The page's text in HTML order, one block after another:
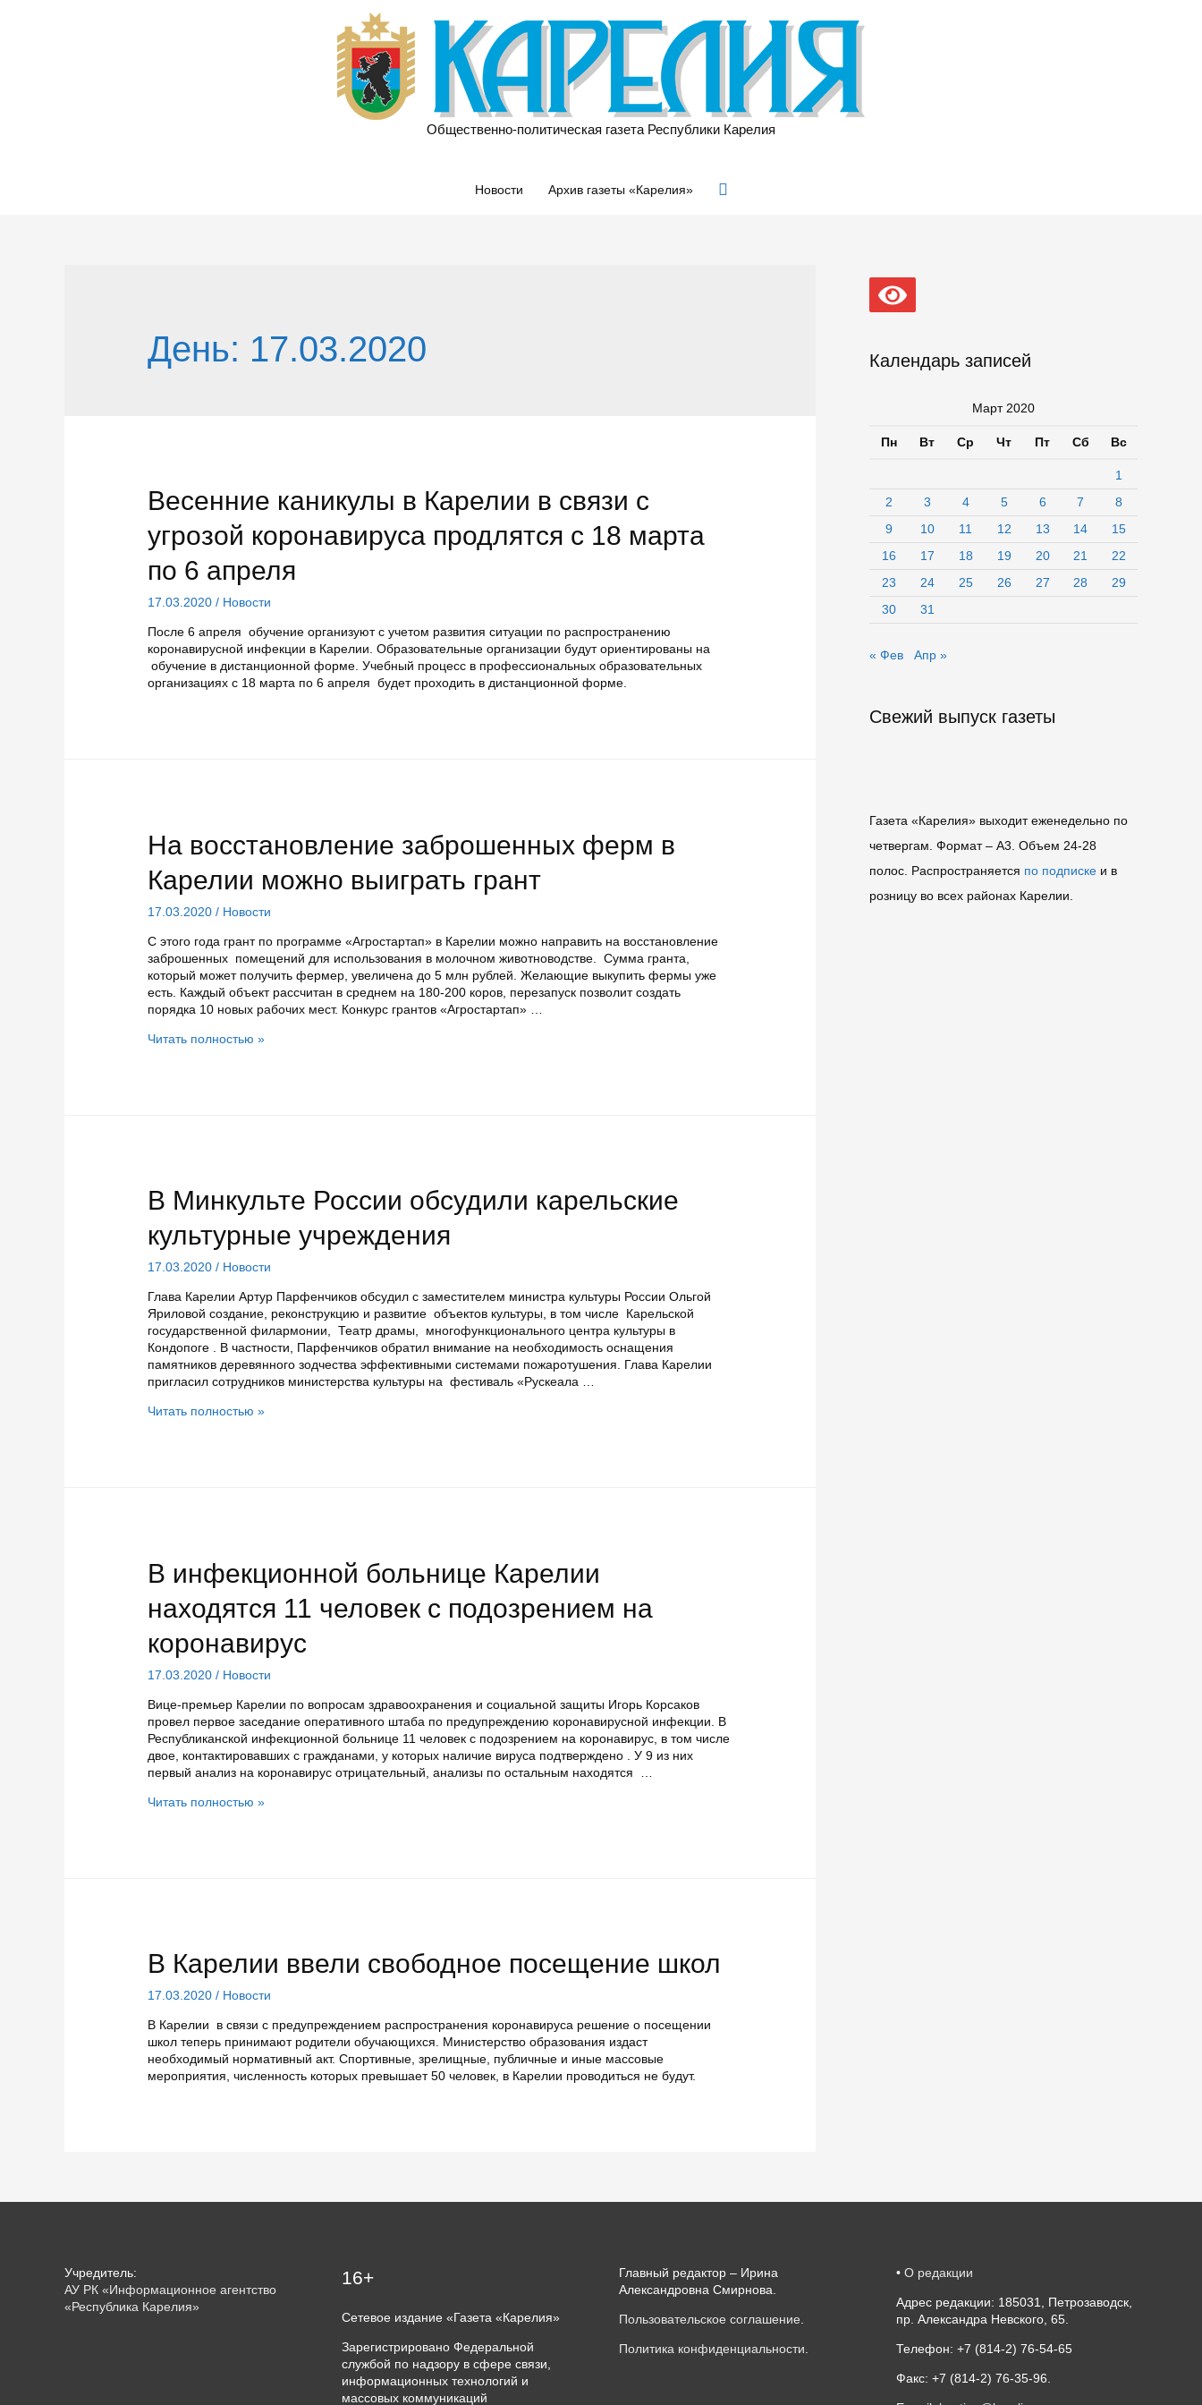
Общественно-политическая газета Республики Карелия
Новости Архив газеты «Карелия» Поиск
День: 17.03.2020
Весенние каникулы в Карелии в связи с
угрозой коронавируса продлятся с 18 марта
по 6 апреля
17.03.2020 / Новости
После 6 апреля обучение организуют с учетом развития ситуации по распространению
коронавирусной инфекции в Карелии. Образовательные организации будут ориентированы на
обучение в дистанционной форме. Учебный процесс в профессиональных образовательных
организациях с 18 марта по 6 апреля будет проходить в дистанционной форме.
На восстановление заброшенных ферм в
Карелии можно выиграть грант
17.03.2020 / Новости
С этого года грант по программе «Агростартап» в Карелии можно направить на восстановление
заброшенных помещений для использования в молочном животноводстве. Сумма гранта,
который может получить фермер, увеличена до 5 млн рублей. Желающие выкупить фермы уже
есть. Каждый объект рассчитан в среднем на 180-200 коров, перезапуск позволит создать
порядка 10 новых рабочих мест. Конкурс грантов «Агростартап» …
На
Читать полностью »
В Минкульте России обсудили карельские
культурные учреждения
17.03.2020 / Новости
Глава Карелии Артур Парфенчиков обсудил с заместителем министра культуры России Ольгой
Яриловой создание, реконструкцию и развитие объектов культуры, в том числе Карельской
государственной филармонии, Театр драмы, многофункционального центра культуры в
Кондопоге . В частности, Парфенчиков обратил внимание на необходимость оснащения
памятников деревянного зодчества эффективными системами пожаротушения. Глава Карелии
пригласил сотрудников министерства культуры на фестиваль «Рускеала …
В
Читать полностью »
В инфекционной больнице Карелии
находятся 11 человек с подозрением на
коронавирус
17.03.2020 / Новости
Вице-премьер Карелии по вопросам здравоохранения и социальной защиты Игорь Корсаков
провел первое заседание оперативного штаба по предупреждению коронавирусной инфекции. В
Республиканской инфекционной больнице 11 человек с подозрением на коронавирус, в том числе
двое, контактировавших с гражданами, у которых наличие вируса подтверждено . У 9 из них
первый анализ на коронавирус отрицательный, анализы по остальным находятся …
В
на
коронавирус
Читать полностью »
В Карелии ввели свободное посещение школ
17.03.2020 / Новости
В Карелии в связи с предупреждением распространения коронавируса решение о посещении
школ теперь принимают родители обучающихся. Министерство образования издаст
необходимый нормативный акт. Спортивные, зрелищные, публичные и иные массовые
мероприятия, численность которых превышает 50 человек, в Карелии проводиться не будут.
Календарь записей
Март 2020
Пн Вт Ср Чт Пт Сб Вс
1
2
3 4 5 6 7
8
9
10 11 12 13 14
15
16
17 18 19 20 21
22
23
24 25 26 27 28
29
30
31
« Фев Апр »
Свежий выпуск газеты
Газета «Карелия» выходит еженедельно по
четвергам. Формат – A3. Объем 24-28
полос. Распространяется по подписке и в
розницу во всех районах Карелии.
Учредитель:
АУ РК «Информационное агентство
«Республика Карелия»
16+
Сетевое издание «Газета «Карелия»
Зарегистрировано Федеральной
службой по надзору в сфере связи,
информационных технологий и
массовых коммуникаций
Главный редактор – Ирина
Александровна Смирнова.
Пользовательское соглашение
Политика конфиденциальности
• О редакции
Адрес редакции: 185031, Петрозаводск,
пр. Александра Невского, 65.
Телефон: +7 (814-2) 76-54-65
Факс: +7 (814-2) 76-35-96.